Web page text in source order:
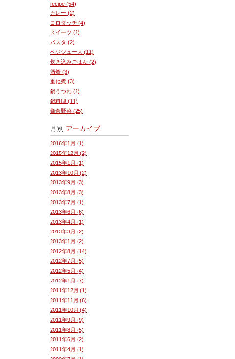
recipe (54)
カレー (2)
コロダッチ (4)
スイーツ (1)
パスタ (2)
ベジジュース (11)
炊き込みごはん (2)
酒肴 (3)
重ね煮 (3)
鍋うつわ (1)
鍋料理 (11)
鎌倉野菜 (25)
月別 アーカイブ
2016年1月 (1)
2015年12月 (2)
2015年1月 (1)
2013年10月 (2)
2013年9月 (3)
2013年8月 (3)
2013年7月 (1)
2013年6月 (6)
2013年4月 (1)
2013年3月 (2)
2013年1月 (2)
2012年8月 (14)
2012年7月 (5)
2012年5月 (4)
2012年1月 (7)
2011年12月 (1)
2011年11月 (6)
2011年10月 (4)
2011年9月 (9)
2011年8月 (5)
2011年6月 (2)
2011年4月 (1)